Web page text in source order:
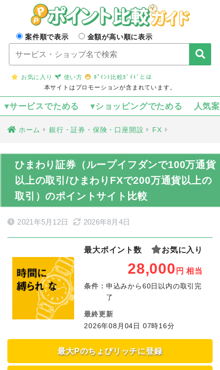
案件順で表示 金額が高い順に表示
お気に入り 使い方
ﾎﾟｲﾝﾄ比較ｶﾞｲﾄﾞとは
本サイトはプロモーションが含まれています。
▾サービスでためる ▾ショッピングでためる 人気
ホーム 銀行・証券・保険・口座開設 FX
ひまわり証券（ループイフダンで100万通貨
以上の取引/ひまわりFXで200万通貨以上の
取引）のポイントサイト比較
2021年5月12日 2026年8月4日
最大ポイント数 お気に入り
28,000 円 相当
条件： 申込みから60日以内の取引完
了
最終更新
2026年08月04日 07時16分
最大Pのちょびリッチに登録